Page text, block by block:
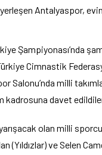
Antalyaspor,
Şampiyonası’nda
Cimnastik
Salonu’nda milli
kadrosuna davet
olan milli
ve Selen